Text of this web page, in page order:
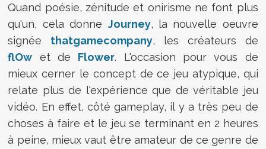
Quand poésie, zénitude et onirisme ne font plus
qu'un, cela donne Journey, la nouvelle oeuvre
signée thatgamecompany, les créateurs de
flOw et de Flower. L'occasion pour vous de
mieux cerner le concept de ce jeu atypique, qui
relate plus de l'expérience que de véritable jeu
vidéo. En effet, côté gameplay, il y a très peu de
choses à faire et le jeu se terminant en 2 heures
à peine, mieux vaut être amateur de ce genre de